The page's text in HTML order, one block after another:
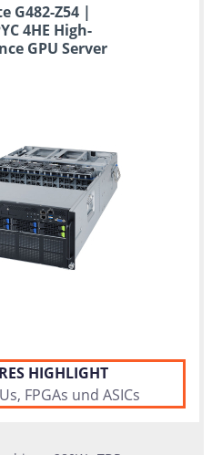
G482-Z54 |
4HE High-
GPU Server
HIGHLIGHT
FPGAs und ASICs